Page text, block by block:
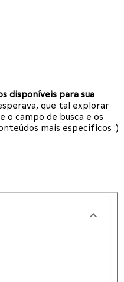
disponíveis para sua
que tal explorar
o campo de busca e os
mais específicos :)